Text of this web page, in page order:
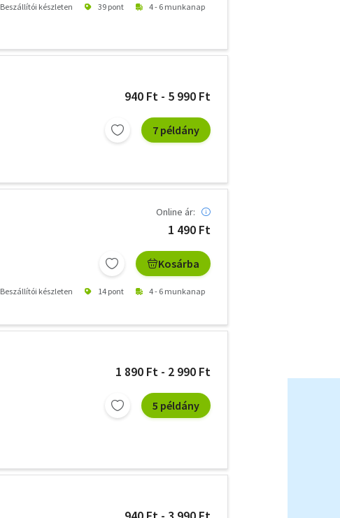
Beszállítói készleten 39 pont 4 - 6 munkanap
940 Ft - 5 990 Ft
7 példány
Online ár:
1 490 Ft
Kosárba
Beszállítói készleten 14 pont 4 - 6 munkanap
1 890 Ft - 2 990 Ft
5 példány